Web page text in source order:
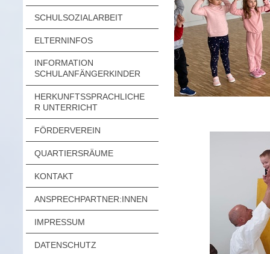
SCHULSOZIALARBEIT
ELTERNINFOS
INFORMATION
SCHULANFÄNGERKINDER
HERKUNFTSSPRACHLICHE
R UNTERRICHT
FÖRDERVEREIN
QUARTIERSRÄUME
KONTAKT
ANSPRECHPARTNER:INNEN
IMPRESSUM
DATENSCHUTZ